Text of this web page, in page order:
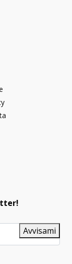
Avvisami